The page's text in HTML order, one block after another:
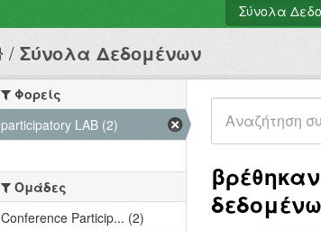
Σύνολα
Σύνολα Δεδομένων
Φορείς
participatory LAB (2)
Ομάδες
Conference Particip... (2)